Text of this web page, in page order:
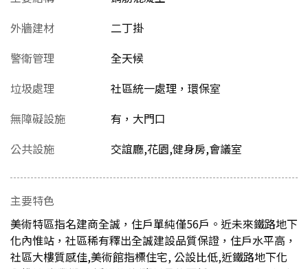
外牆建材
二丁掛
警衛管理
全天候
垃圾處理
社區統一處理，環保室
無障礙設施
有，大門口
公共設施
交誼廳,花園,健身房,會議室
主要特色
美術特區指名建商全誠，住戶單純僅56戶。近未來鐵路地下
化內惟站，社區稀有釋出全誠建設品質保證，住戶水平高，
社區大樓質感佳,美術館指標住宅, 公設比低,近鐵路地下化